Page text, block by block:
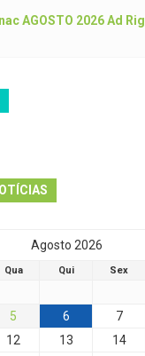
Agosto 2026
Qua Qui Sex
5 6 7
12 13 14